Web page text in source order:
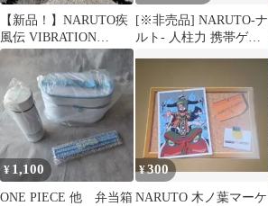
【新品！】NARUTO疾
風伝 VIBRATION
STARS 波風ミナ 未開
[※非売品] NARUTO-ナ
ルト- 人柱力 携帯ゲー
¥ 1,100
ONE PIECE 他 弁当箱
¥300
NARUTO 木ノ葉マーケ